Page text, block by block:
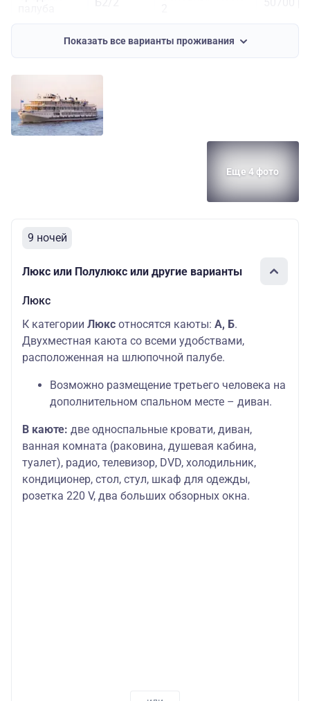
А2к
2
палуба
Средняя
80400
Основных мест:
палуба
Показать все варианты проживания
Еще 4 фото
9 ночей
Люкс или Полулюкс или другие варианты
Люкс
К категории Люкс относятся каюты: А, Б.
Двухместная каюта со всеми удобствами,
расположенная на шлюпочной палубе.
Возможно размещение третьего человека на
дополнительном спальном месте – диван.
В каюте: две односпальные кровати, диван,
ванная комната (раковина, душевая кабина,
туалет), радио, телевизор, DVD, холодильник,
кондиционер, стол, стул, шкаф для одежды,
розетка 220 V, два больших обзорных окна.